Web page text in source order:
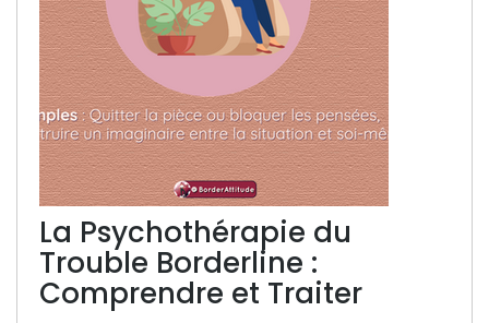
La Psychothérapie du
Trouble Borderline :
Comprendre et Traiter